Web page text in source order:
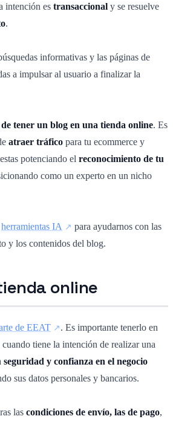
intención es transaccional y se resuelve
.
informativas y las páginas de
a impulsar al usuario a finalizar la
tener un blog en una tienda online. Es
atraer tráfico para tu ecommerce y
potenciando el reconocimiento de tu
como un experto en un nicho
herramientas IA
para ayudarnos con las
y los contenidos del blog.
online
de EEAT
. Es importante tenerlo en
tiene la intención de realizar una
seguridad y confianza en el negocio
sus datos personales y bancarios.
las condiciones de envío, las de pago,